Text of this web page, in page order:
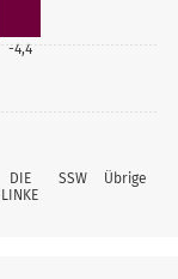
DIE
LINKE
SSW Übrige
-4,4